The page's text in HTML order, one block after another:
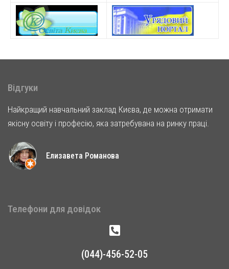
Відгуки
Найкращий навчальний заклад Києва, де можна отримати
якісну освіту і професію, яка затребувана на ринку праці.
Елизавета Романова
Телефони для довідок
(044)-456-52-05